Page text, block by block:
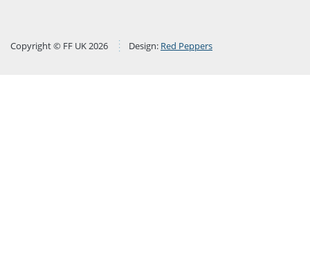
Copyright © FF UK 2026 Design: Red Peppers